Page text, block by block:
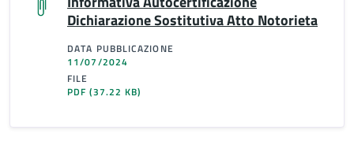
Dichiarazione Sostitutiva Atto Notorieta
DATA PUBBLICAZIONE
11/07/2024
FILE
PDF(37.22 KB)